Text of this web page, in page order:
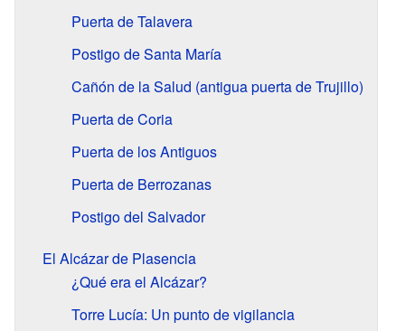
Puerta de Talavera
Postigo de Santa María
Cañón de la Salud (antigua puerta de Trujillo)
Puerta de Coria
Puerta de los Antiguos
Puerta de Berrozanas
Postigo del Salvador
El Alcázar de Plasencia
¿Qué era el Alcázar?
Torre Lucía: Un punto de vigilancia